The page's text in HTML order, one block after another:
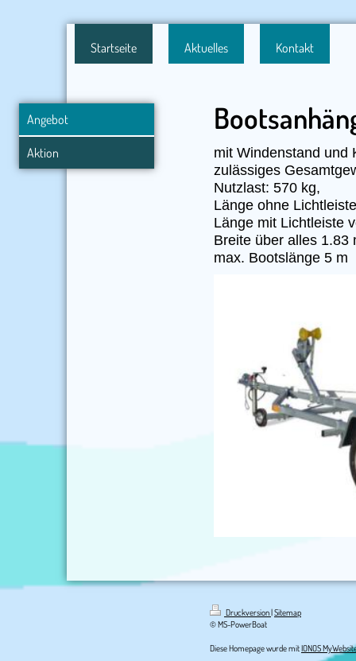
Startseite Aktuelles Kontakt
Angebot
Aktion
mit Windenstand und
zulässiges
Nutzlast: 570 kg,
Länge ohne
Länge mit Lichtleiste
Breite über alles 1.83
max. Bootslänge 5 m
Druckversion|Sitemap
© MS-PowerBoat
Diese Homepage wurde mitIONOS